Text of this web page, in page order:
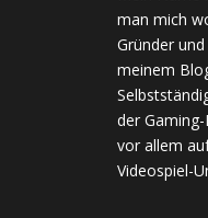
man mich
Gründer
meinem
der
vor allem
Videospiel-